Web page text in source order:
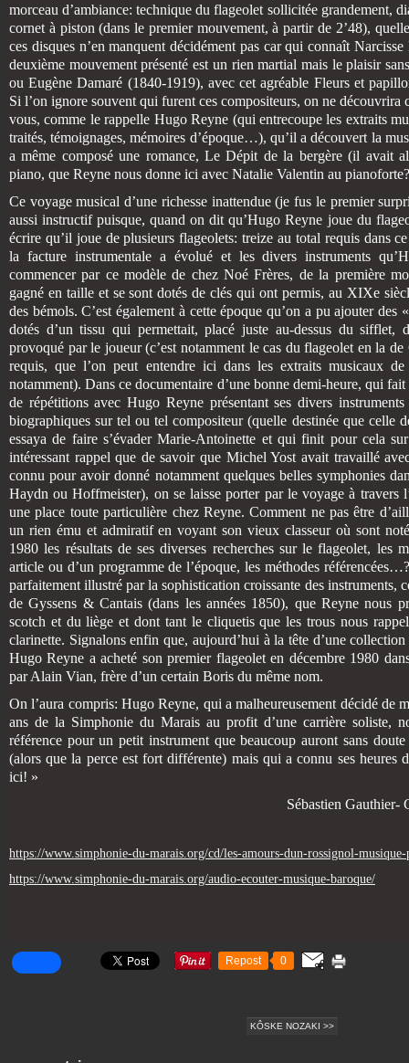
morceau d’ambiance: technique du flageolet sollicitée grandement,
cornet à piston (dans le premier mouvement, à partir de 2’48),
ces disques n’en manquent décidément pas car qui connaît
deuxième mouvement présenté est un rien martial mais le plaisir
ou Eugène Damaré (1840-1919), avec cet agréable Fleurs et
Si l’on ignore souvent qui furent ces compositeurs, on ne découvrira
vous, comme le rappelle Hugo Reyne (qui entrecoupe les extraits
traités, témoignages, mémoires d’époque…), qu’il a découvert la
a même composé une romance, Le Dépit de la bergère (il avait
piano, que Reyne nous donne ici avec Natalie Valentin au pianoforte?
Ce voyage musical d’une richesse inattendue (je fus le premier
aussi instructif puisque, quand on dit qu’Hugo Reyne joue du
écrire qu’il joue de plusieurs flageolets: treize au total requis dans
la facture instrumentale a évolué et les divers instruments
commencer par ce modèle de chez Noé Frères, de la première
gagné en taille et se sont dotés de clés qui ont permis, au XIXe
des bémols. C’est également à cette époque qu’on a pu ajouter des
dotés d’un tissu qui permettait, placé juste au-dessus du sifflet,
provoqué par le joueur (c’est notamment le cas du flageolet en la
requis, que l’on peut entendre ici dans les extraits musicaux
notamment). Dans ce documentaire d’une bonne demi-heure, qui
de répétitions avec Hugo Reyne présentant ses divers
biographiques sur tel ou tel compositeur (quelle destinée que celle
essaya de faire s’évader Marie-Antoinette et qui finit pour cela
intéressant rappel que de savoir que Michel Yost avait travaillé
connu pour avoir donné notamment quelques belles symphonies
Haydn ou Hoffmeister), on se laisse porter par le voyage à travers
une place toute particulière chez Reyne. Comment ne pas être
un rien ému et admiratif en voyant son vieux classeur où sont
1980 les résultats de ses diverses recherches sur le flageolet, les
article ou d’un programme de l’époque, les méthodes
parfaitement illustré par la sophistication croissante des instruments,
de Gyssens & Cantais (dans les années 1850), que Reyne nous
scotch et du liège et dont tant le cliquetis que les trous nous
clarinette. Signalons enfin que, aujourd’hui à la tête d’une
Hugo Reyne a acheté son premier flageolet en décembre 1980
par Alain Vian, frère d’un certain Boris du même nom.
On l’aura compris: Hugo Reyne, qui a malheureusement décidé de
ans de la Simphonie du Marais au profit d’une carrière soliste,
référence pour un petit instrument que beaucoup auront sans
(alors que la perce est fort différente) mais qui a connu ses heures
ici! »
Sébastien Gauthier-
https://www.simphonie-du-marais.org/cd/les-amours-dun-rossignol-
https://www.simphonie-du-marais.org/audio-ecouter-musique-baroque/
Repost 0
KÔSKE NOZAKI >>